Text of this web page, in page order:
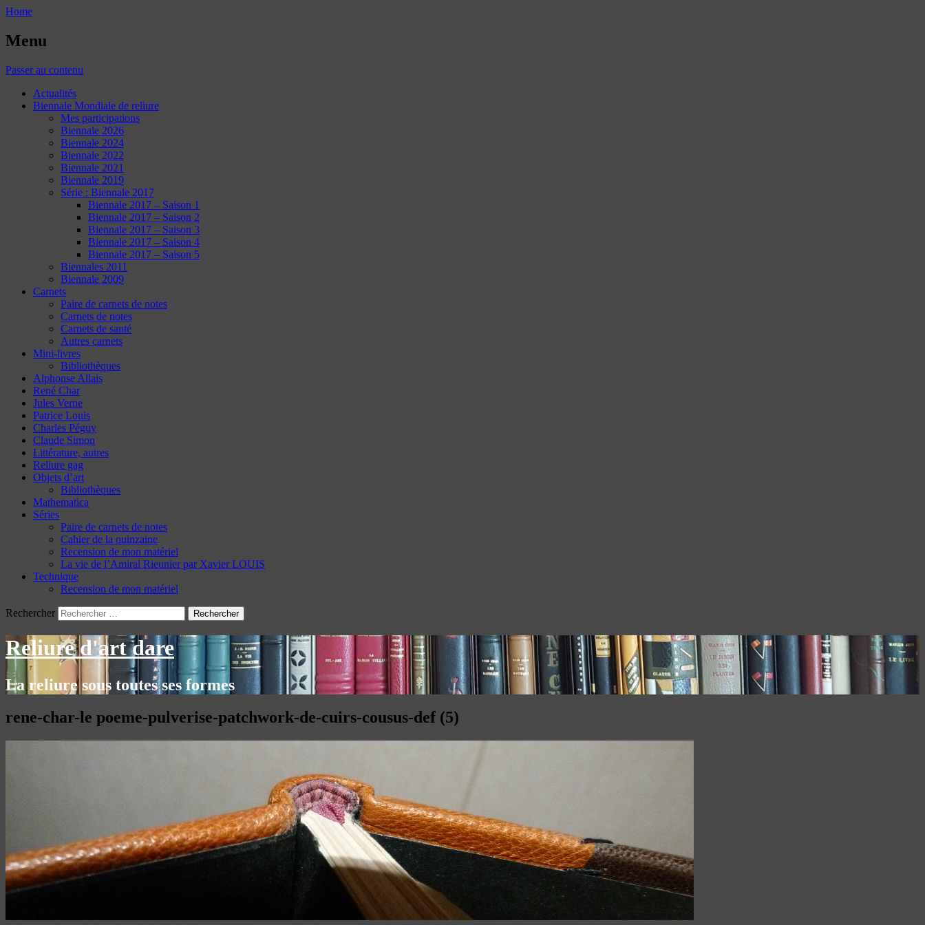
Home
Menu
Passer au contenu
Actualités
Biennale Mondiale de reliure
Mes participations
Biennale 2026
Biennale 2024
Biennale 2022
Biennale 2021
Biennale 2019
Série : Biennale 2017
Biennale 2017 – Saison 1
Biennale 2017 – Saison 2
Biennale 2017 – Saison 3
Biennale 2017 – Saison 4
Biennale 2017 – Saison 5
Biennales 2011
Biennale 2009
Carnets
Paire de carnets de notes
Carnets de notes
Carnets de santé
Autres carnets
Mini-livres
Bibliothèques
Alphonse Allais
René Char
Jules Verne
Patrice Louis
Charles Péguy
Claude Simon
Littérature, autres
Reliure gag
Objets d’art
Bibliothèques
Mathematica
Séries
Paire de carnets de notes
Cahier de la quinzaine
Recension de mon matériel
La vie de l’Amiral Rieunier par Xavier LOUIS
Technique
Recension de mon matériel
Rechercher
Reliure d'art dare
La reliure sous toutes ses formes
rene-char-le poeme-pulverise-patchwork-de-cuirs-cousus-def (5)